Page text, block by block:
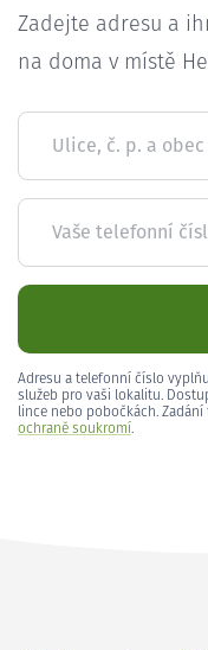
Zadejte adresu a
na doma v místě
Ulice, č. p. a obec
Vaše telefonní
Adresu a telefonní číslo
služeb pro vaši lokalitu.
lince nebo pobočkách.
ochraně soukromí.